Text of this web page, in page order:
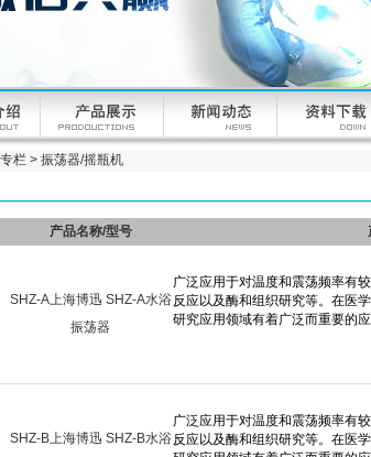
栏 > 振荡器/摇瓶机
产品名称/型号
SHZ-A上海博迅 SHZ-A水浴
振荡器
SHZ-B上海博迅 SHZ-B水浴